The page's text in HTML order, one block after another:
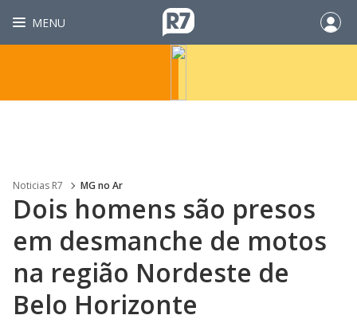
MENU
Noticias R7 MG no Ar
Dois homens são presos
em desmanche de motos
na região Nordeste de
Belo Horizonte